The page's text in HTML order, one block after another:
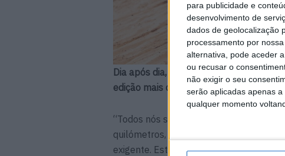
para publicidade e
desenvolvimento de
dados de geolocalização
processamento por
alternativa, pode aceder
ou recusar o
não exigir o seu
serão aplicadas apenas
qualquer momento
Dia após dia, vários pilotos foram
edição mais dura em que participaste
“Todos nós sabemos que o Dakar é
quilómetros, ligações muito extensas.
exigente. Este ano as etapas do